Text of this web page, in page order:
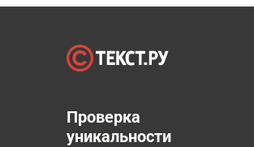
Проверка
уникальности